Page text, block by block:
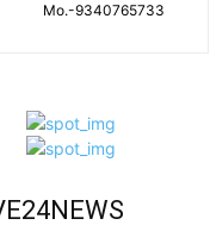
Mo.-9340765733